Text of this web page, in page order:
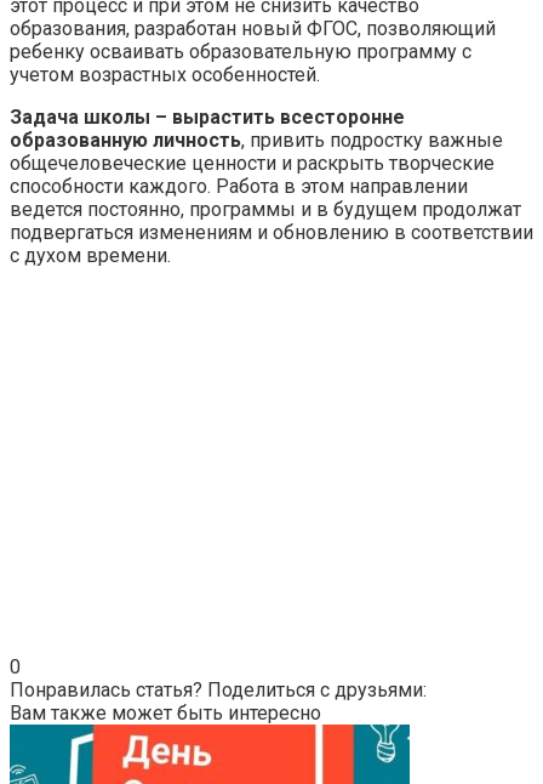
этот процесс и при этом не снизить качество
образования, разработан новый ФГОС, позволяющий
ребенку осваивать образовательную программу с
учетом возрастных особенностей.
Задача школы – вырастить всесторонне
образованную личность, привить подростку важные
общечеловеческие ценности и раскрыть творческие
способности каждого. Работа в этом направлении
ведется постоянно, программы и в будущем продолжат
подвергаться изменениям и обновлению в соответствии
с духом времени.
0
Понравилась статья? Поделиться с друзьями:
Вам также может быть интересно